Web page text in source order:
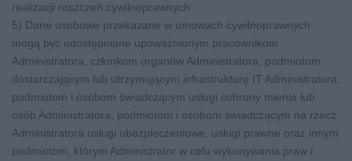
realizacji roszczeń cywilnoprawnych.
5) Dane osobowe przekazane w umowach cywilnoprawnych
mogą być udostępniane upoważnionym pracownikom
Administratora, członkom organów Administratora, podmiotom
dostarczającym lub utrzymującym infrastrukturę IT Administratora,
podmiotom i osobom świadczącym usługi ochrony mienia lub
osób Administratora, podmiotom i osobom świadczącym na rzecz
Administratora usługi ubezpieczeniowe, usługi prawne oraz innym
podmiotom, którym Administrator w celu wykonywania praw i